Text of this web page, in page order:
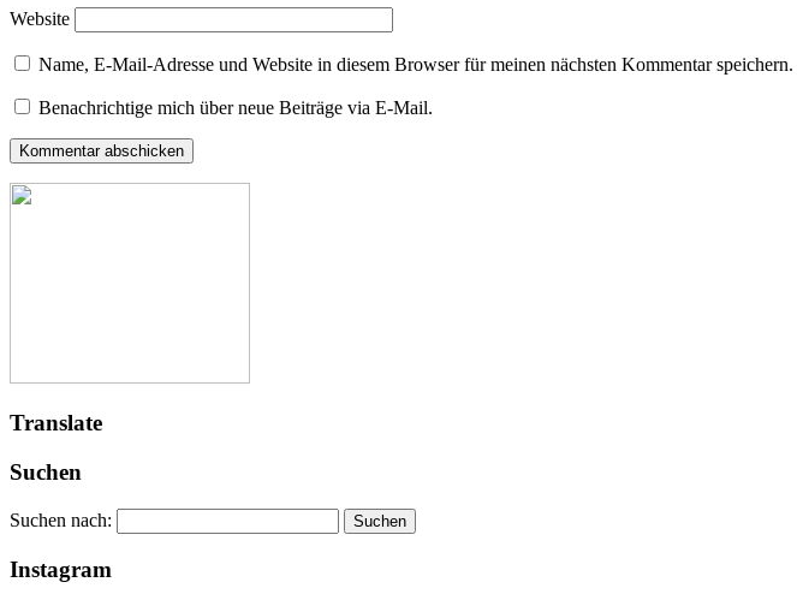
Website
Name, E-Mail-Adresse und Website in diesem Browser für meinen nächsten Kommentar speichern.
Benachrichtige mich über neue Beiträge via E-Mail.
Translate
Suchen
Suchen nach:
Instagram